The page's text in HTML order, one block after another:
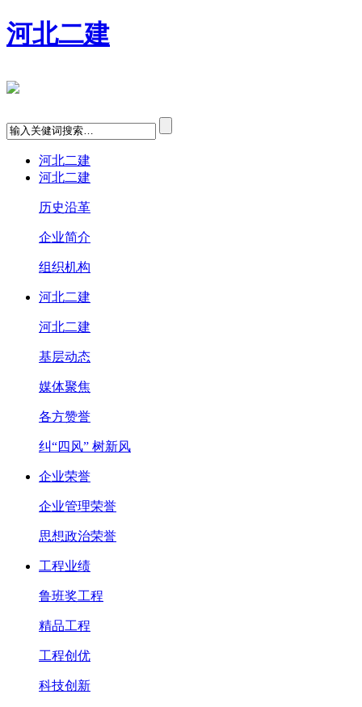
河北二建
河北二建
河北二建
历史沿革
企业简介
组织机构
河北二建
河北二建
基层动态
媒体聚焦
各方赞誉
纠“四风” 树新风
企业荣誉
企业管理荣誉
思想政治荣誉
工程业绩
鲁班奖工程
精品工程
工程创优
科技创新